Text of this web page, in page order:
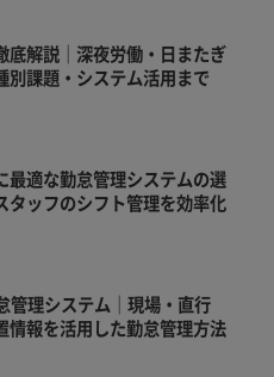
底解説｜深夜労働・日またぎ
別課題・システム活用まで
最適な勤怠管理システムの選
タッフのシフト管理を効率化
管理システム｜現場・直行
情報を活用した勤怠管理方法